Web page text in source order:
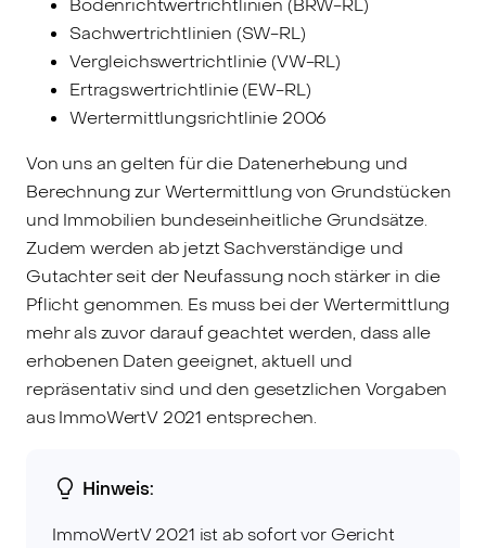
Bodenrichtwertrichtlinien (BRW-RL)
Sachwertrichtlinien (SW-RL)
Vergleichswertrichtlinie (VW-RL)
Ertragswertrichtlinie (EW-RL)
Wertermittlungsrichtlinie 2006
Von uns an gelten für die Datenerhebung und
Berechnung zur Wertermittlung von Grundstücken
und Immobilien bundeseinheitliche Grundsätze.
Zudem werden ab jetzt Sachverständige und
Gutachter seit der Neufassung noch stärker in die
Pflicht genommen. Es muss bei der Wertermittlung
mehr als zuvor darauf geachtet werden, dass alle
erhobenen Daten geeignet, aktuell und
repräsentativ sind und den gesetzlichen Vorgaben
aus ImmoWertV 2021 entsprechen.
Hinweis:
ImmoWertV 2021 ist ab sofort vor Gericht